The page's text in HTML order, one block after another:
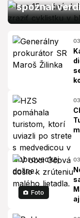
spoznal
Foto